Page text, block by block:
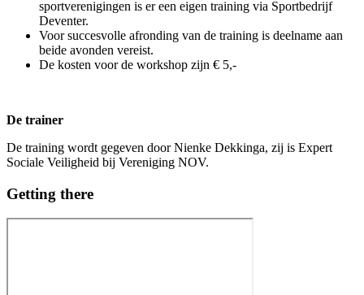
sportverenigingen is er een eigen training via Sportbedrijf
Deventer.
Voor succesvolle afronding van de training is deelname aan
beide avonden vereist.
De kosten voor de workshop zijn € 5,-
De trainer
De training wordt gegeven door Nienke Dekkinga, zij is Expert
Sociale Veiligheid bij Vereniging NOV.
Getting there